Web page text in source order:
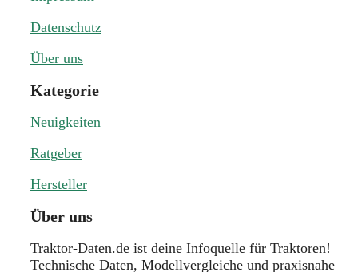
Datenschutz
Über uns
Kategorie
Neuigkeiten
Ratgeber
Hersteller
Über uns
Traktor-Daten.de ist deine Infoquelle für Traktoren!
Technische Daten, Modellvergleiche und praxisnahe